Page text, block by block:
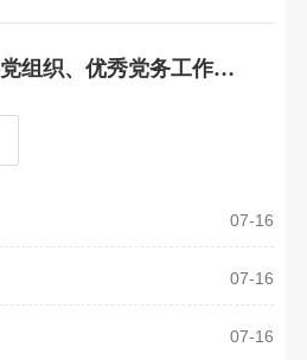
组织、优秀党务工作
07-16
07-16
07-16